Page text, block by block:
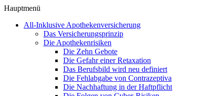
Hauptmenü
All-Inklusive Apothekenversicherung
Das Versicherungsprinzip
Die Apothekenrisiken
Die Zehn Gebote
Die Gefahr einer Retaxation
Das Berufsbild wird neu definiert
Die Fehlabgabe von Contrazeptiva
Die Nachhaftung in der Haftpflicht